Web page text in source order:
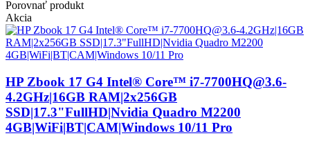
Porovnať produkt
Akcia
HP Zbook 17 G4 Intel® Core™ i7-7700HQ@3.6-
4.2GHz|16GB RAM|2x256GB
SSD|17.3"FullHD|Nvidia Quadro M2200
4GB|WiFi|BT|CAM|Windows 10/11 Pro